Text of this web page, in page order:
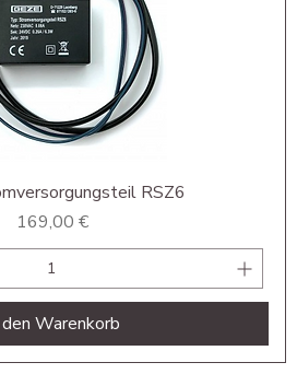
RSZ6
Preis
169,00 €
den Warenkorb